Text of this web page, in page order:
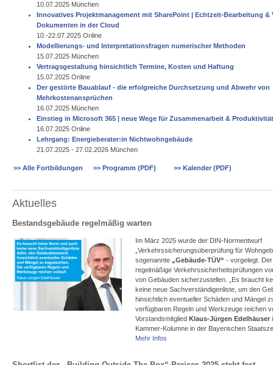
10.07.2025 München
Innovatives Projektmanagement mit SharePoint | Echtzeit-Bearbeitung &
Dokumenten in der Cloud
10.-22.07.2025 Online
Modellierungs- und Interpretationsfragen numerischer Methoden
15.07.2025 München
Vertragsgestaltung hinsichtlich Termine, Kosten und Haftung
15.07.2025 Online
Der gestörte Bauablauf - die erfolgreiche Durchsetzung und Abwehr von
Mehrkostenansprüchen
16.07.2025 München
Einstieg in Microsoft 365 | neue Wege für Zusammenarbeit & Produktivität
16.07.2025 Online
Lehrgang: Energieberater:in Nichtwohngebäude
21.07.2025 - 27.02.2026 München
>> Alle Fortbildungen >> Programm (PDF) >> Kalender (PDF)
Aktuelles
Bestandsgebäude regelmäßig warten
Im März 2025 wurde der DIN-Normentwurf
„Verkehrssicherungsüberprüfung für
sogenannte „Gebäude-TÜV“ - vorgelegt.
regelmäßige Verkehrssicherheitsprüfungen
von Gebäuden sicherzustellen. „Es braucht
keine neue Sachverständigenliste, um den
hinsichtlich eventueller Schäden und Mängel
verfügbaren Regeln und Werkzeuge reichen
Vorstandsmitglied Klaus-Jürgen Edelhäuser
Kammer-Kolumne in der Bayerischen
Mehr Infos